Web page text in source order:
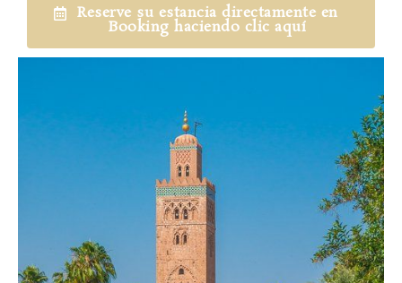
Reserve su estancia directamente en
Booking haciendo clic aquí